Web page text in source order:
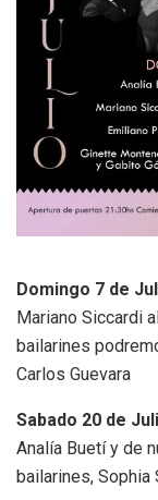
Domingo 7 de
Mariano Siccardi
bailarines
Carlos Guevara
Sabado 20 de
Analía Buetí y de
bailarines,